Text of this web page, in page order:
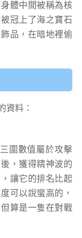
體中間被稱為核
冠上了海之寶石
品，在暗地裡偷
資料：
圍數值屬於攻擊
，獲得精神波的
讓它的排名比起
可以說蠻高的，
算是一隻在對戰